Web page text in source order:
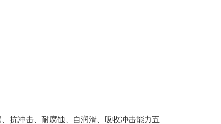
抗冲击、耐腐蚀、自润滑、吸收冲击能力五